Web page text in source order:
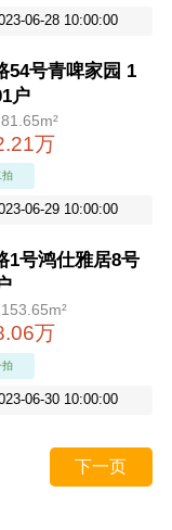
06-28 10:00:00
54号青啤家园 1
户
万
拍
06-29 10:00:00
1号鸿仕雅居8号
万
拍
06-30 10:00:00
下一页